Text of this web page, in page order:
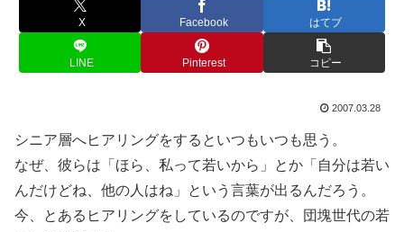
X Facebook はてブ
LINE Pinterest コピー
2007.03.28
シニア層へヒアリングをするといつもいつも思う。
なぜ、彼らは「ほら、私って若いから」とか「自分は若い
んだけどね、他の人はね」という言葉が出るんだろう。
今、とあるヒアリングをしているのですが、団塊世代の若